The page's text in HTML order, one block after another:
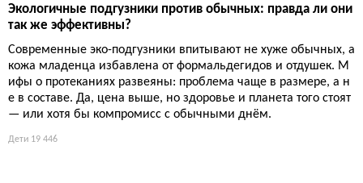
Экологичные подгузники против обычных: правда ли они
так же эффективны?
Современные эко-подгузники впитывают не хуже обычных, а
кожа младенца избавлена от формальдегидов и отдушек. М
ифы о протеканиях развеяны: проблема чаще в размере, а н
е в составе. Да, цена выше, но здоровье и планета того стоят
— или хотя бы компромисс с обычными днём.
Дети 19 446